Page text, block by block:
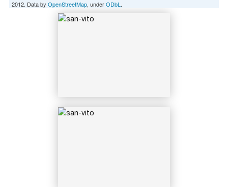
2012. Data by OpenStreetMap, underODbL .